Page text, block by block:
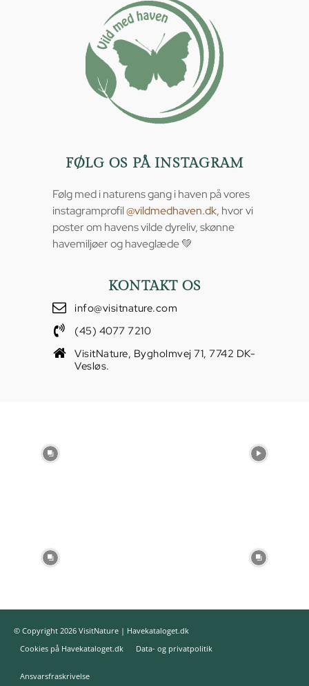
FØLG OS PÅ INSTAGRAM
Følg med i naturens gang i haven på vores
instagramprofil@vildmedhaven.dk, hvor vi
poster om havens vilde dyreliv, skønne
havemiljøer og haveglæde 💚
KONTAKT OS
info@visitnature.com
(45) 4077 7210
VisitNature, Bygholmvej 71, 7742 DK-
Vesløs.
© Copyright 2026 VisitNature | Havekataloget.dk
Cookies på Havekataloget.dk
Data- og privatpolitik
Ansvarsfraskrivelse